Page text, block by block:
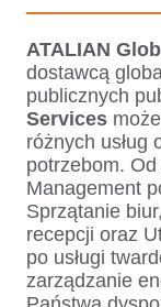
ATALIAN
dostawcą
publicznych
Services
różnych usług
potrzebom.
Management
Sprzątanie
recepcji oraz
po usługi
zarządzanie